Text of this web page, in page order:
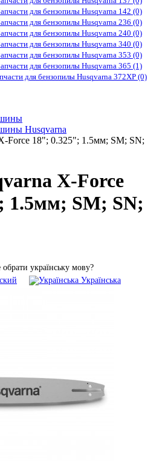
для бензопилы Husqvarna 142 (0)
для бензопилы Husqvarna 236 (0)
для бензопилы Husqvarna 240 (0)
для бензопилы Husqvarna 340 (0)
для бензопилы Husqvarna 353 (0)
для бензопилы Husqvarna 365 (1)
для бензопилы Husqvarna 372XP (0)
Husqvarna
Force 18"; 0.325"; 1.5мм; SM; SN;
X-Force
1.5мм; SM; SN;
обрати українську мову?
Українська